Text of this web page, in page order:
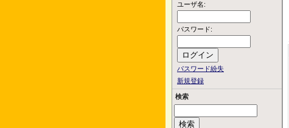
ユーザ名:
パスワード:
パスワード紛失
新規登録
検索